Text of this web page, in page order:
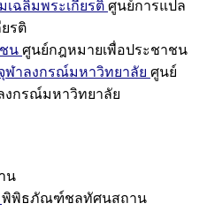
ฉลิมพระเกียรติ ศูนย์การแปล
รติ
น ศูนย์กฎหมายเพื่อประชาชน
ฬาลงกรณ์มหาวิทยาลัย ศูนย์
งกรณ์มหาวิทยาลัย
น
พิพิธภัณฑ์ชลทัศนสถาน